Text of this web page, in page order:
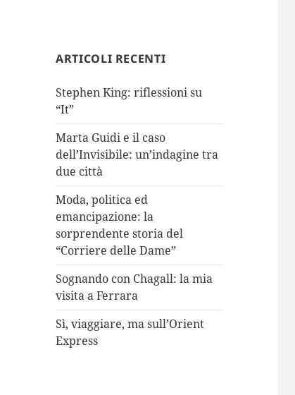
ARTICOLI RECENTI
Stephen King: riflessioni su
“It”
Marta Guidi e il caso
dell’Invisibile: un’indagine tra
due città
Moda, politica ed
emancipazione: la
sorprendente storia del
“Corriere delle Dame”
Sognando con Chagall: la mia
visita a Ferrara
Sì, viaggiare, ma sull’Orient
Express